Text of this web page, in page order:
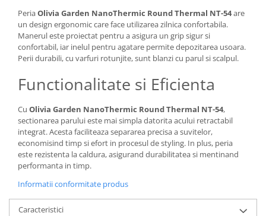
PeriaOlivia Garden NanoThermic Round Thermal NT-54are
un design ergonomic care face utilizarea zilnica confortabila.
Manerul este proiectat pentru a asigura un grip sigur si
confortabil, iar inelul pentru agatare permite depozitarea usoara.
Perii durabili, cu varfuri rotunjite, sunt blanzi cu parul si scalpul.
Functionalitate si Eficienta
Cu Olivia Garden NanoThermic Round Thermal NT-54,
sectionarea parului este mai simpla datorita acului retractabil
integrat. Acesta faciliteaza separarea precisa a suvitelor,
economisind timp si efort in procesul de styling. In plus, peria
este rezistenta la caldura, asigurand durabilitatea si mentinand
performanta in timp.
Informatii conformitate produs
Caracteristici